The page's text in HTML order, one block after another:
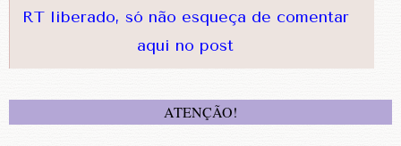
RT liberado, só não esqueça de comentar
aqui no post
ATENÇÃO!